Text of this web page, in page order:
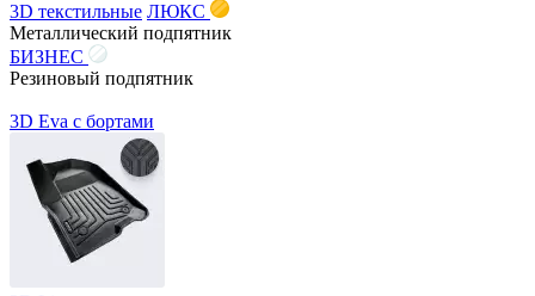
3D текстильные ЛЮКС
Металлический подпятник
БИЗНЕС
Резиновый подпятник
3D Eva с бортами